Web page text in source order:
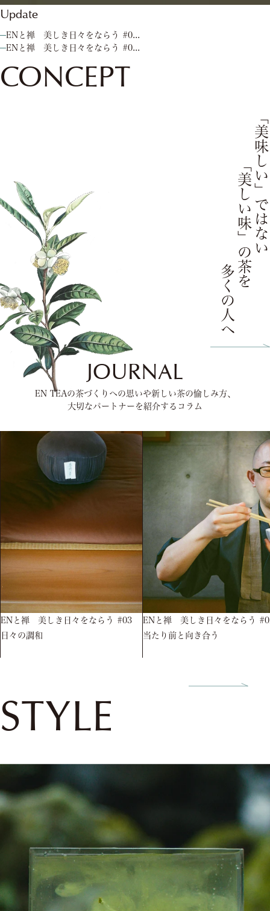
Update
ENと禅 美しき日々をならう #0...
ENと禅 美しき日々をならう #0...
CONCEPT
「美味しい」ではない
「美しい味」の茶を
多くの人へ
JOURNAL
EN TEAの茶づくりへの思いや新しい茶の愉しみ⽅、
⼤切なパートナーを紹介するコラム
ENと禅 美しき日々をならう #03
日々の調和
ENと禅 美しき日々をならう
当たり前と向き合う
STYLE